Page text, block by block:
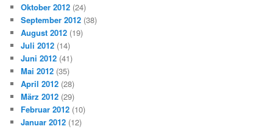
Oktober 2012 (24)
September 2012 (38)
August 2012 (19)
Juli 2012 (14)
Juni 2012 (41)
Mai 2012 (35)
April 2012 (28)
März 2012 (29)
Februar 2012 (10)
Januar 2012 (12)